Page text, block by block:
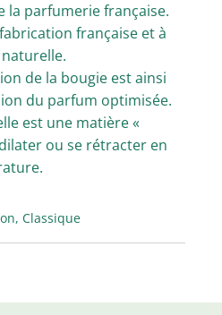
la parfumerie française.
française et à
de la bougie est ainsi
du parfum optimisée.
est une matière «
ou se rétracter en
Classique